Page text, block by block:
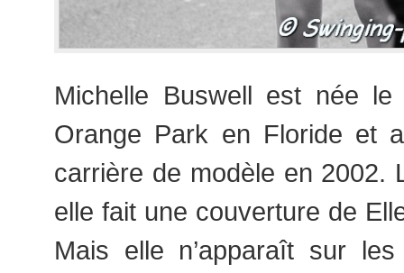
Michelle Buswell est née
Orange Park en Floride et
carrière de modèle en 2002.
elle fait une couverture de
Mais elle n’apparaît sur les